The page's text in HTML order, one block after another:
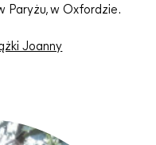
Paryżu, w Oxfordzie.
Joanny